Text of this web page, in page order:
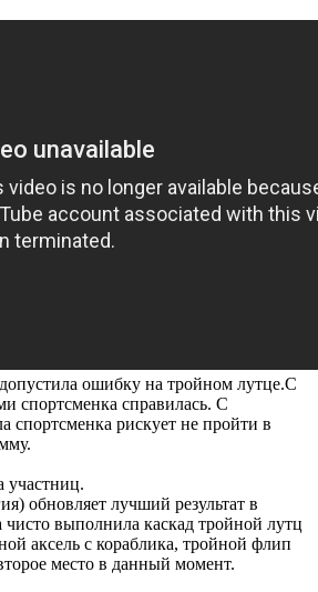
ошибку на тройном лутце.С
спортсменка справилась. С
спортсменка рискует не пройти в
участниц.
обновляет лучший результат в
выполнила каскад тройной лутц
аксель с кораблика, тройной флип
место в данный момент.